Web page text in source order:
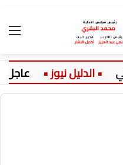
عاجل: